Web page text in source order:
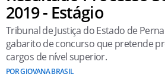
2019 - Estágio
Tribunal de Justiça do Estado de
gabarito de concurso que pretende
cargos de nível superior.
POR GIOVANA BRASIL